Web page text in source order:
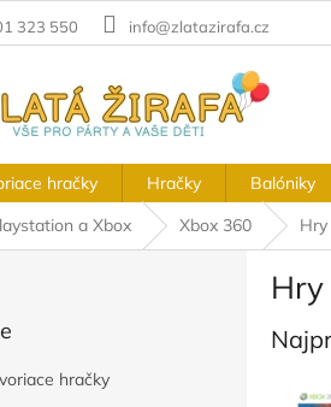
323 550 info@zlatazirafa.cz
hračky Hračky Balóniky
a Xbox Xbox 360
hračky